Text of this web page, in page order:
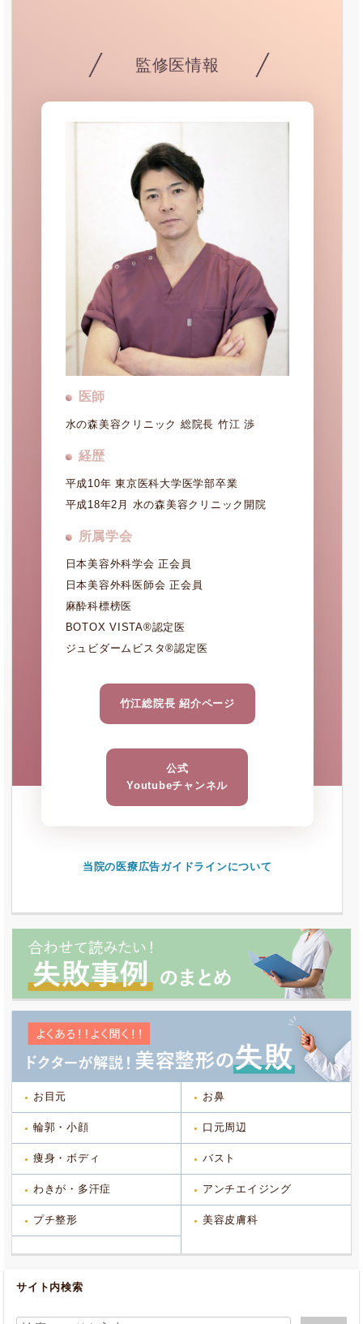
監修医情報
医師
水の森美容クリニック 総院長 竹江 渉
経歴
平成10年 東京医科大学医学部卒業
平成18年2月 水の森美容クリニック開院
所属学会
日本美容外科学会 正会員
日本美容外科医師会 正会員
麻酔科標榜医
BOTOX VISTA®認定医
ジュビダームビスタ®認定医
竹江総院長 紹介ページ
公式
Youtubeチャンネル
当院の医療広告ガイドラインについて
お目元 お鼻
輪郭・小顔 口元周辺
痩身・ボディ バスト
わきが・多汗症 アンチエイジング
プチ整形 美容皮膚科
サイト内検索